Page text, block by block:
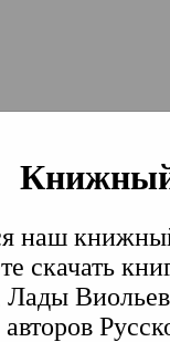
наш
скачать
Лады
авторов